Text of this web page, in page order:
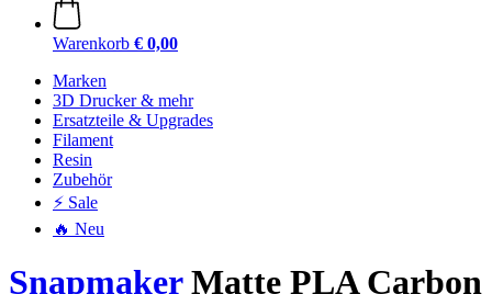
Warenkorb € 0,00
Marken
3D Drucker & mehr
Ersatzteile & Upgrades
Filament
Resin
Zubehör
⚡ Sale
🔥 Neu
SnapmakerMatte PLA Carbon